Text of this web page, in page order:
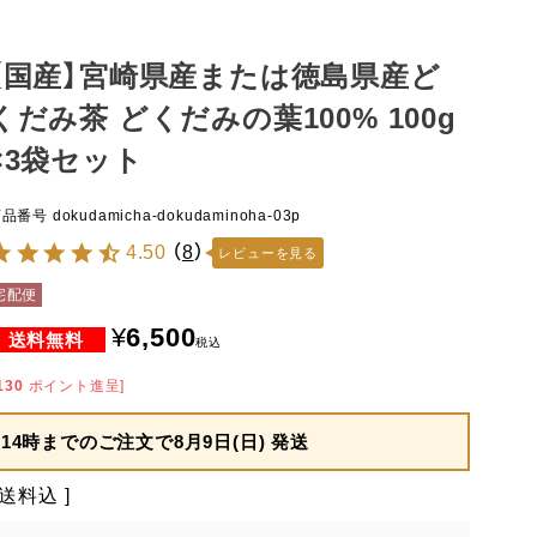
国産】宮崎県産または徳島県産ど
だみ茶 どくだみの葉100% 100g
袋セット
番号 dokudamicha-dokudaminoha-03p
4.50 （8） レビューを見る
配便
¥6,500税込
ポイント進呈]
14時までのご注文で8月9日(日) 発送
料込